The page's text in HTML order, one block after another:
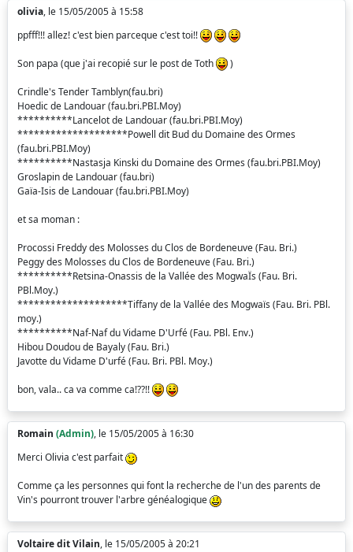
olivia, le 15/05/2005 à 15:58
ppfff!!! allez! c'est bien parceque c'est toi!!
Son papa (que j'ai recopié sur le post de Toth )
Crindle's Tender Tamblyn(fau.bri)
Hoedic de Landouar (fau.bri.PBI.Moy)
**********Lancelot de Landouar (fau.bri.PBI.Moy)
********************Powell dit Bud du Domaine des Ormes
(fau.bri.PBI.Moy)
**********Nastasja Kinski du Domaine des Ormes (fau.bri.PBI.Moy)
Groslapin de Landouar (fau.bri)
Gaïa-Isis de Landouar (fau.bri.PBI.Moy)
et sa moman :
Procossi Freddy des Molosses du Clos de Bordeneuve (Fau. Bri.)
Peggy des Molosses du Clos de Bordeneuve (Fau. Bri.)
**********Retsina-Onassis de la Vallée des MogwaÏs (Fau. Bri.
PBl.Moy.)
********************Tiffany de la Vallée des Mogwaïs (Fau. Bri. PBl.
moy.)
**********Naf-Naf du Vidame D'Urfé (Fau. PBl. Env.)
Hibou Doudou de Bayaly (Fau. Bri.)
Javotte du Vidame D'urfé (Fau. Bri. PBl. Moy.)
bon, vala.. ca va comme ca!??!!
Romain (Admin), le 15/05/2005 à 16:30
Merci Olivia c'est parfait
Comme ça les personnes qui font la recherche de l'un des parents de
Vin's pourront trouver l'arbre généalogique
Voltaire dit Vilain, le 15/05/2005 à 20:21